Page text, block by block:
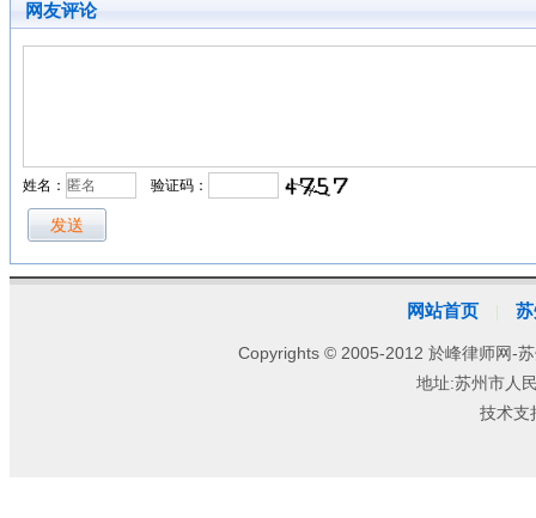
网友评论
姓名： 验证码：
网站首页
Copyrights © 2005-2012 於峰律师网-
地址:苏州市人
技术支